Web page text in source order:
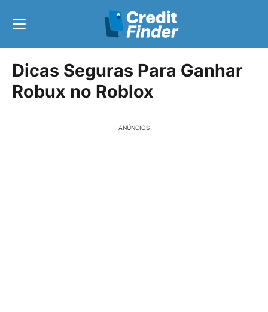
Dicas Seguras Para Ganhar
Robux no Roblox
ANÚNCIOS